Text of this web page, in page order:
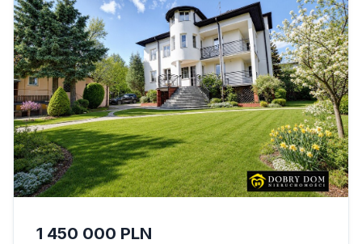
1 450 000 PLN